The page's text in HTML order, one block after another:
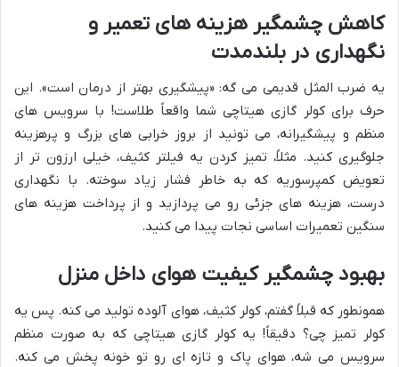
کاهش چشمگیر هزینه های تعمیر و
نگهداری در بلندمدت
یه ضرب المثل قدیمی می گه: «پیشگیری بهتر از درمان است». این
حرف برای کولر گازی هیتاچی شما واقعاً طلاست! با سرویس های
منظم و پیشگیرانه، می تونید از بروز خرابی های بزرگ و پرهزینه
جلوگیری کنید. مثلاً، تمیز کردن یه فیلتر کثیف، خیلی ارزون تر از
تعویض کمپرسوریه که به خاطر فشار زیاد سوخته. با نگهداری
درست، هزینه های جزئی رو می پردازید و از پرداخت هزینه های
سنگین تعمیرات اساسی نجات پیدا می کنید.
بهبود چشمگیر کیفیت هوای داخل منزل
همونطور که قبلاً گفتم، کولر کثیف، هوای آلوده تولید می کنه. پس یه
کولر تمیز چی؟ دقیقاً! یه کولر گازی هیتاچی که به صورت منظم
سرویس می شه، هوای پاک و تازه ای رو تو خونه پخش می کنه.